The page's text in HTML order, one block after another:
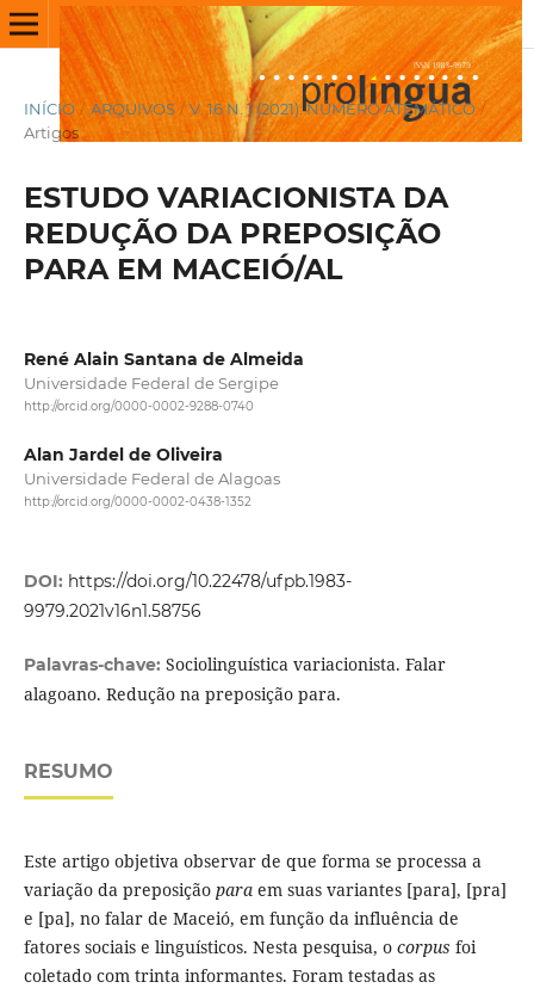
INÍCIO / ARQUIVOS / V. 16 N. 1 (2021): NÚMERO ATEMÁTICO /
Artigos
ESTUDO VARIACIONISTA DA
REDUÇÃO DA PREPOSIÇÃO
PARA EM MACEIÓ/AL
René Alain Santana de Almeida
Universidade Federal de Sergipe
http://orcid.org/0000-0002-9288-0740
Alan Jardel de Oliveira
Universidade Federal de Alagoas
http://orcid.org/0000-0002-0438-1352
DOI: https://doi.org/10.22478/ufpb.1983-
9979.2021v16n1.58756
Palavras-chave: Sociolinguística variacionista. Falar
alagoano. Redução na preposição para.
RESUMO
Este artigo objetiva observar de que forma se processa a
variação da preposição paraem suas variantes [para], [pra]
e [pa], no falar de Maceió, em função da influência de
fatores sociais e linguísticos. Nesta pesquisa, o corpus foi
coletado com trinta informantes. Foram testadas as